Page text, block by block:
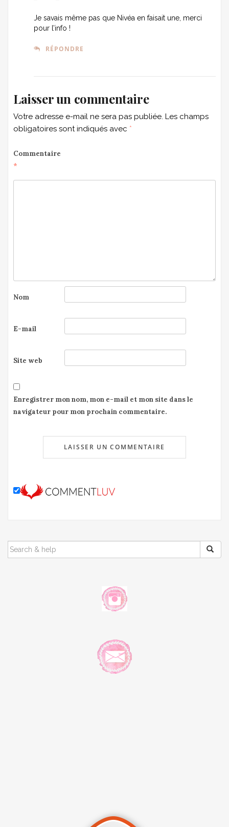
Je savais même pas que Nivéa en faisait une, merci
pour l’info !
RÉPONDRE
Laisser un commentaire
Votre adresse e-mail ne sera pas publiée. Les champs
obligatoires sont indiqués avec *
Commentaire
*
Nom
E-mail
Site web
Enregistrer mon nom, mon e-mail et mon site dans le
navigateur pour mon prochain commentaire.
SEARCH
FOR: